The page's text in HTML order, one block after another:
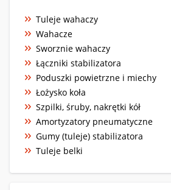
Tuleje wahaczy
Wahacze
Sworznie wahaczy
Łączniki stabilizatora
Poduszki powietrzne i miechy
Łożysko koła
Szpilki, śruby, nakrętki kół
Amortyzatory pneumatyczne
Gumy (tuleje) stabilizatora
Tuleje belki